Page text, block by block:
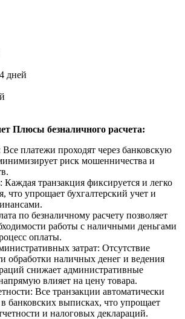
дней
Плюсы безналичного расчета:
Все платежи проходят через банковскую
риск мошенничества и
Каждая транзакция фиксируется и легко
что упрощает бухгалтерский учет и
по безналичному расчету позволяет
работы с наличными деньгами
оплаты.
затрат: Отсутствие
обработки наличных денег и ведения
снижает административные
влияет на цену товара.
Все транзакции автоматически
банковских выписках, что упрощает
и налоговых деклараций.